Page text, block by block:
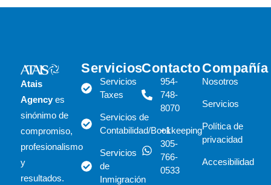
Atais
Agency es
sinónimo de
compromiso,
profesionalismo
y
resultados.
Servicios
Servicios
Taxes
Servicios de
Contabilidad/Bookkeeping
Servicios
de
Inmigración
Contacto
954-
748-
8070
+1
305-
766-
0533
Compañía
Nosotros
Servicios
Política de
privacidad
Accesibilidad